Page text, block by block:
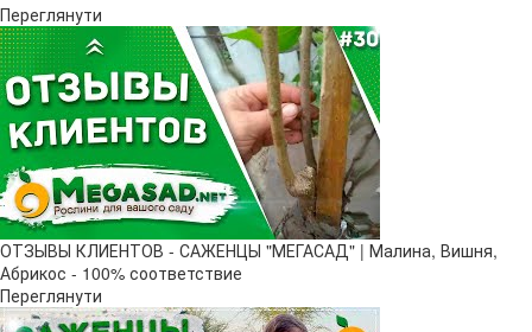
Переглянути
ОТЗЫВЫ КЛИЕНТОВ - САЖЕНЦЫ "МЕГАСАД" | Малина, Вишня,
Абрикос - 100% соответствие
Переглянути